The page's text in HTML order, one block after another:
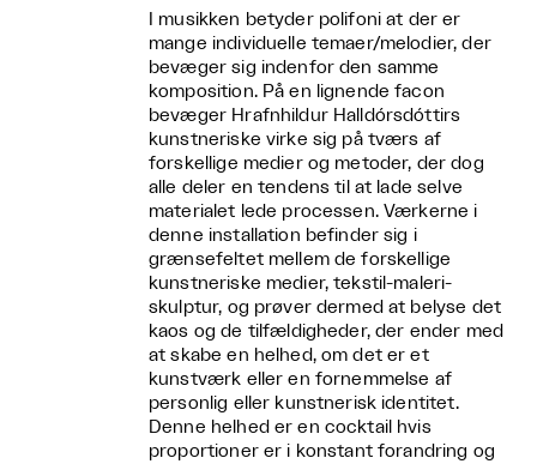
I musikken betyder polifoni at der er
mange individuelle temaer/melodier, der
bevæger sig indenfor den samme
komposition. På en lignende facon
bevæger Hrafnhildur Halldórsdóttirs
kunstneriske virke sig på tværs af
forskellige medier og metoder, der dog
alle deler en tendens til at lade selve
materialet lede processen. Værkerne i
denne installation befinder sig i
grænsefeltet mellem de forskellige
kunstneriske medier, tekstil-maleri-
skulptur, og prøver dermed at belyse det
kaos og de tilfældigheder, der ender med
at skabe en helhed, om det er et
kunstværk eller en fornemmelse af
personlig eller kunstnerisk identitet.
Denne helhed er en cocktail hvis
proportioner er i konstant forandring og